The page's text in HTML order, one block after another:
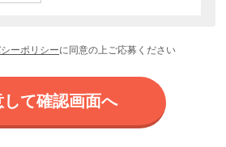
ーポリシーに同意の上ご応募ください
して確認画面へ